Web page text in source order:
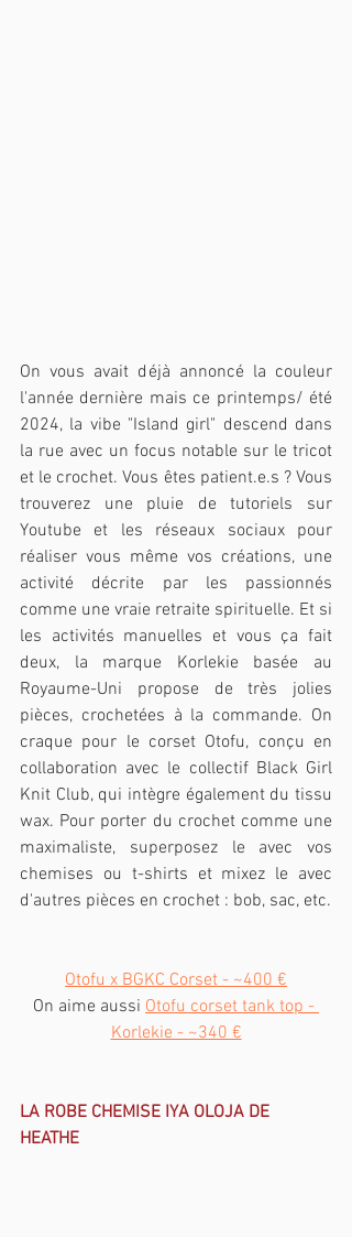
On vous avait déjà annoncé la couleur
l'année dernière mais ce printemps/ été
2024, la vibe "Island girl" descend dans
la rue avec un focus notable sur le tricot
et le crochet. Vous êtes patient.e.s ? Vous
trouverez une pluie de tutoriels sur
Youtube et les réseaux sociaux pour
réaliser vous même vos créations, une
activité décrite par les passionnés
comme une vraie retraite spirituelle. Et si
les activités manuelles et vous ça fait
deux, la marque Korlekie basée au
Royaume-Uni propose de très jolies
pièces, crochetées à la commande. On
craque pour le corset Otofu, conçu en
collaboration avec le collectif Black Girl
Knit Club, qui intègre également du tissu
wax. Pour porter du crochet comme une
maximaliste, superposez le avec vos
chemises ou t-shirts et mixez le avec
d'autres pièces en crochet : bob, sac, etc.
Otofu x BGKC Corset - ~400 €
On aime aussi Otofu corset tank top -
Korlekie - ~340 €
LA ROBE CHEMISE IYA OLOJA DE
HEATHE